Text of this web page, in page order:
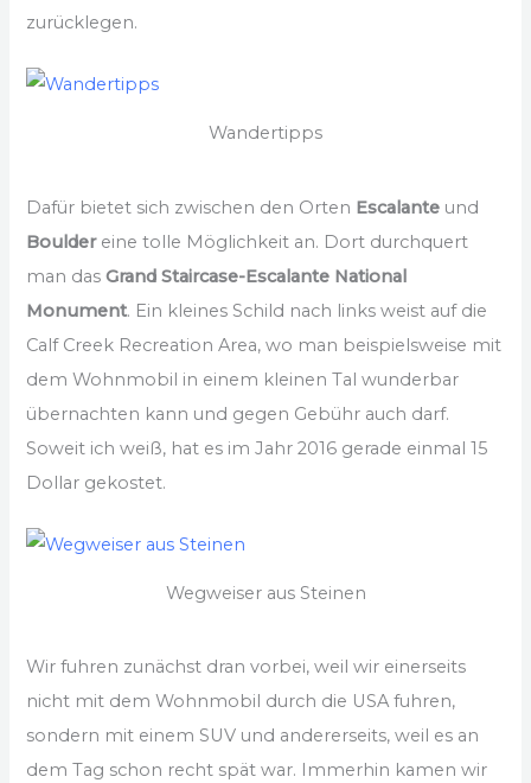
zurücklegen.
Wandertipps
Dafür bietet sich zwischen den Orten Escalante und
Bouldereine tolle Möglichkeit an. Dort durchquert
man dasGrand Staircase-Escalante National
Monument. Ein kleines Schild nach links weist auf die
Calf Creek Recreation Area, wo man beispielsweise mit
dem Wohnmobil in einem kleinen Tal wunderbar
übernachten kann und gegen Gebühr auch darf.
Soweit ich weiß, hat es im Jahr 2016 gerade einmal 15
Dollar gekostet.
Wegweiser aus Steinen
Wir fuhren zunächst dran vorbei, weil wir einerseits
nicht mit dem Wohnmobil durch die USA fuhren,
sondern mit einem SUV und andererseits, weil es an
dem Tag schon recht spät war. Immerhin kamen wir